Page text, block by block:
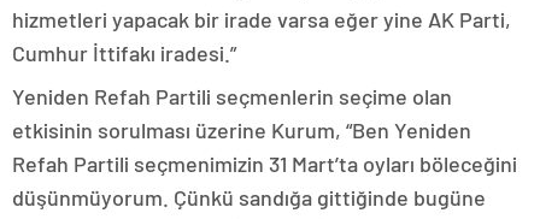
hizmetleri yapacak bir irade varsa eğer yine AK Parti,
Cumhur İttifakı iradesi.”
Yeniden Refah Partili seçmenlerin seçime olan
etkisinin sorulması üzerine Kurum, “Ben Yeniden
Refah Partili seçmenimizin 31 Mart’ta oyları böleceğini
düşünmüyorum. Çünkü sandığa gittiğinde bugüne